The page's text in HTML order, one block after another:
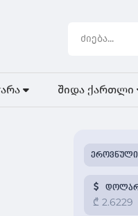
შიდა ქართლი